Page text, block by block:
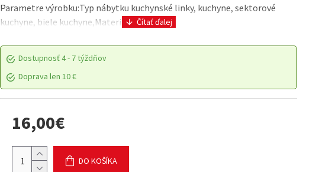
Parametre výrobku:Typ nábytku kuchynské linky, kuchyne, sektorové
kuchyne, biele kuchyne,Materiál MDF mate..
Dostupnosť4 - 7 týždňov
Doprava len 10 €
16,00€
DO KOŠÍKA